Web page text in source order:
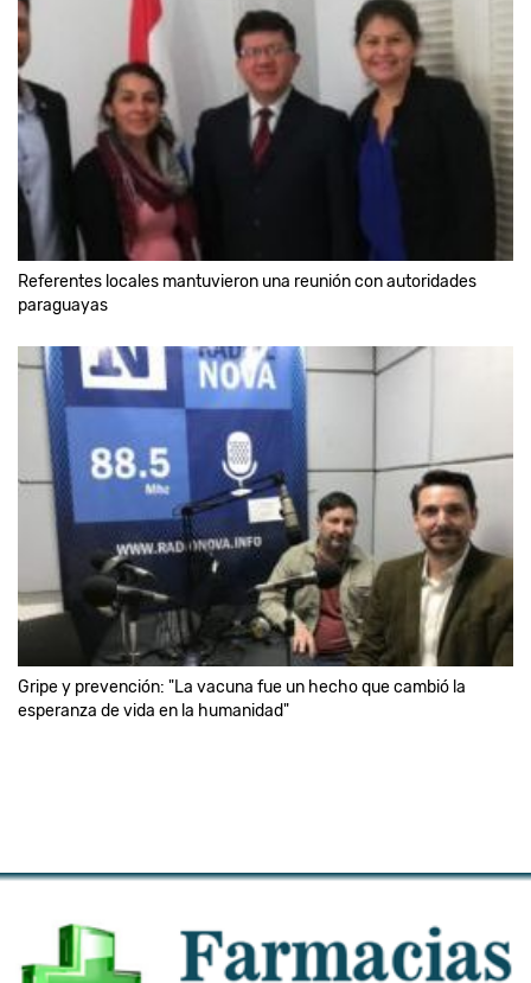
Referentes locales mantuvieron una reunión con autoridades
paraguayas
Gripe y prevención: "La vacuna fue un hecho que cambió la
esperanza de vida en la humanidad"